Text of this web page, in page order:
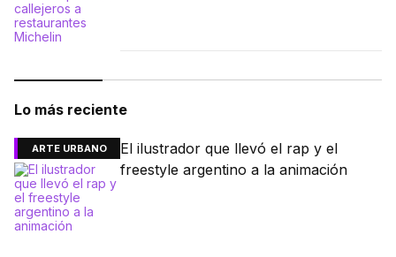
Lo más reciente
ARTE URBANO
El ilustrador que llevó el rap y el
freestyle argentino a la animación